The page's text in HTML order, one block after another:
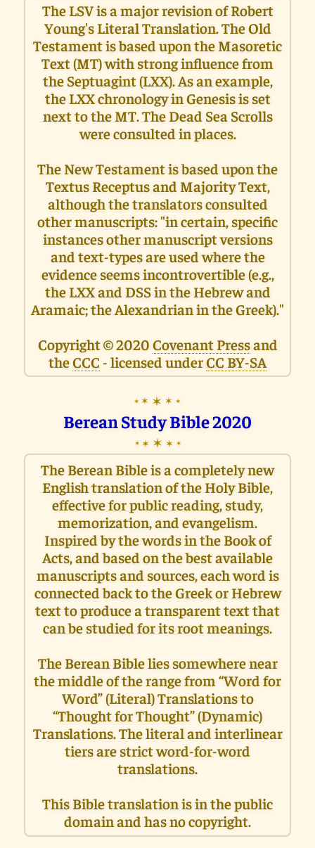
The LSV is a major revision of Robert
Young's Literal Translation. The Old
Testament is based upon the Masoretic
Text (MT) with strong influence from
the Septuagint (LXX). As an example,
the LXX chronology in Genesis is set
next to the MT. The Dead Sea Scrolls
were consulted in places.
The New Testament is based upon the
Textus Receptus and Majority Text,
although the translators consulted
other manuscripts: "in certain, specific
instances other manuscript versions
and text-types are used where the
evidence seems incontrovertible (e.g.,
the LXX and DSS in the Hebrew and
Aramaic; the Alexandrian in the Greek)."
Copyright © 2020 Covenant Pressand
theCCC - licensed underCC BY-SA
✶ ✶ ✶ ✶ ✶
Berean Study Bible 2020
✶ ✶ ✶ ✶ ✶
The Berean Bible is a completely new
English translation of the Holy Bible,
effective for public reading, study,
memorization, and evangelism.
Inspired by the words in the Book of
Acts, and based on the best available
manuscripts and sources, each word is
connected back to the Greek or Hebrew
text to produce a transparent text that
can be studied for its root meanings.
The Berean Bible lies somewhere near
the middle of the range from “Word for
Word” (Literal) Translations to
“Thought for Thought” (Dynamic)
Translations. The literal and interlinear
tiers are strict word-for-word
translations.
This Bible translation is in the public
domain and has no copyright.